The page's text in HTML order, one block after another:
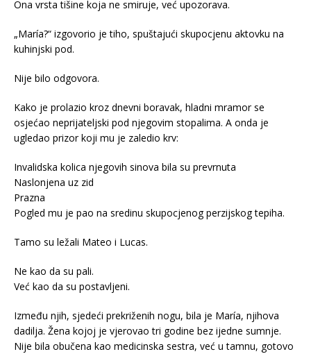
Ona vrsta tišine koja ne smiruje, već upozorava.
„María?“ izgovorio je tiho, spuštajući skupocjenu aktovku na
kuhinjski pod.
Nije bilo odgovora.
Kako je prolazio kroz dnevni boravak, hladni mramor se
osjećao neprijateljski pod njegovim stopalima. A onda je
ugledao prizor koji mu je zaledio krv:
Invalidska kolica njegovih sinova bila su prevrnuta
Naslonjena uz zid
Prazna
Pogled mu je pao na sredinu skupocjenog perzijskog tepiha.
Tamo su ležali Mateo i Lucas.
Ne kao da su pali.
Već kao da su postavljeni.
Između njih, sjedeći prekriženih nogu, bila je María, njihova
dadilja. Žena kojoj je vjerovao tri godine bez ijedne sumnje.
Nije bila obučena kao medicinska sestra, već u tamnu, gotovo